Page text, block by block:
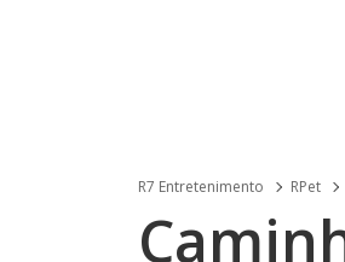
R7 Entretenimento RPet